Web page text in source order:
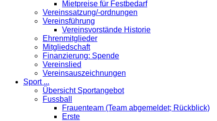
Mietpreise für Festbedarf
Vereinssatzung/-ordnungen
Vereinsführung
Vereinsvorstände Historie
Ehrenmitglieder
Mitgliedschaft
Finanzierung: Spende
Vereinslied
Vereinsauszeichnungen
Sport ...
Übersicht Sportangebot
Fussball
Frauenteam (Team abgemeldet; Rückblick)
Erste